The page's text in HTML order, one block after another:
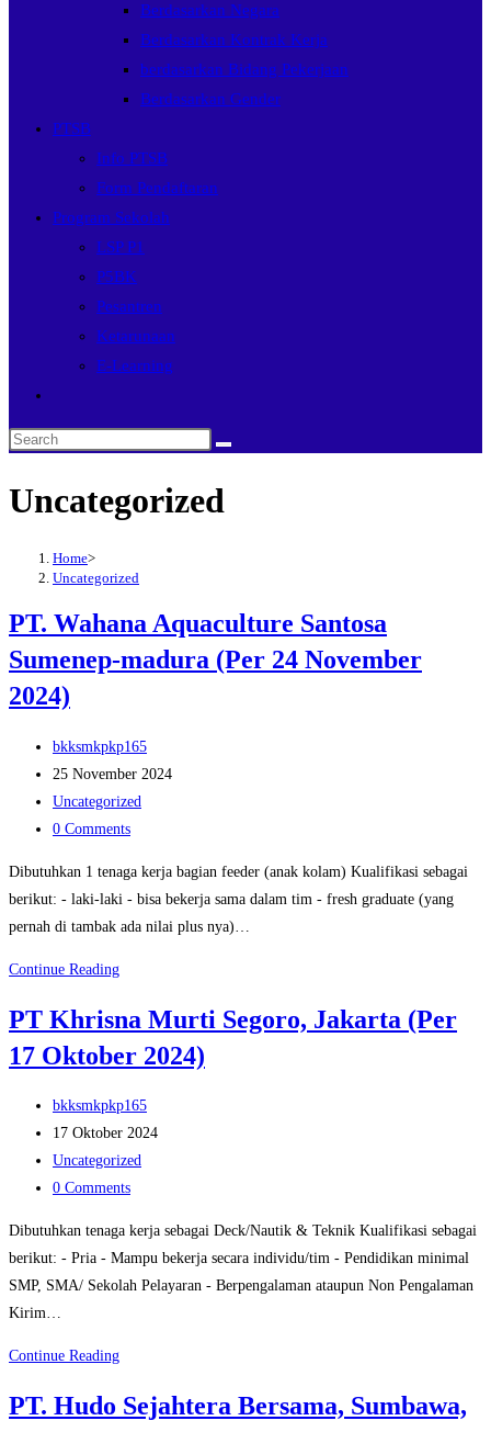
Berdasarkan Negara
Berdasarkan Kontrak Kerja
berdasarkan Bidang Pekerjaan
Berdasarkan Gender
PTSB
Info PTSB
Form Pendaftaran
Program Sekolah
LSP P1
P5BK
Pesantren
Ketarunaan
E-Learning
search
Uncategorized
Home>
Uncategorized
PT. Wahana Aquaculture Santosa
Sumenep-madura (Per 24 November
2024)
Post
author:
bkksmkpkp165
Post
published:
25 November 2024
Post
category:
Uncategorized
Post
0 Comments
Dibutuhkan 1 tenaga kerja bagian feeder (anak kolam) Kualifikasi sebagai
berikut: - laki-laki - bisa bekerja sama dalam tim - fresh graduate (yang
pernah di tambak ada nilai plus nya)…
Continue ReadingPT.
Aquaculture
Santosa
madura
(Per
24
November
PT Khrisna Murti Segoro, Jakarta (Per
17 Oktober 2024)
Post
author:
bkksmkpkp165
Post
published:
17 Oktober 2024
Post
category:
Uncategorized
Post
0 Comments
Dibutuhkan tenaga kerja sebagai Deck/Nautik & Teknik Kualifikasi sebagai
berikut: - Pria - Mampu bekerja secara individu/tim - Pendidikan minimal
SMP, SMA/ Sekolah Pelayaran - Berpengalaman ataupun Non Pengalaman
Kirim…
Continue ReadingPT
Murti
PT. Hudo Sejahtera Bersama, Sumbawa,